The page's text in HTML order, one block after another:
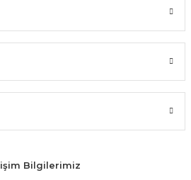
Bilgilerimiz